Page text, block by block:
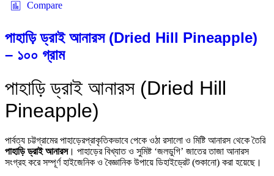
Compare
পাহাড়ি ড্রাই আনারস (Dried Hill Pineapple)
– ১০০ গ্রাম
পাহাড়ি ড্রাই আনারস (Dried Hill
Pineapple)
পার্বত্য চট্টগ্রামের পাহাড়েরপ্রাকৃতিকভাবে পেকে ওঠা রসালো ও মিষ্টি আনারস থেকে তৈরি
পাহাড়ি ড্রাই আনারস। পাহাড়ের বিখ্যাত ও সুমিষ্ট ‘জলডুগি’ জাতের তাজা আনারস
সংগ্রহ করে সম্পূর্ণ হাইজেনিক ও বৈজ্ঞানিক উপায়ে ডিহাইড্রেট (শুকানো) করা হয়েছে।